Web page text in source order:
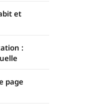
et
:
page